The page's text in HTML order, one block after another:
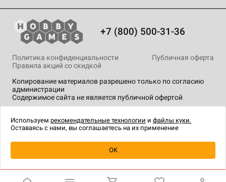
Уведомить о наличии
+7 (800) 500-31-36
Копирование материалов разрешено только по согласию
администрации
Содержимое сайта не является публичной офертой
Политика конфиденциальности
Публичная оферта
Правила акций со скидкой
технологии.
Используем рекомендательные технологии и файлы куки.
Оставаясь с нами, вы соглашаетесь на их применение
OK